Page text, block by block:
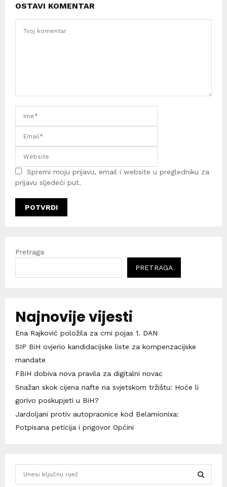
OSTAVI KOMENTAR
Spremi moju prijavu, email i website u pregledniku za
prijavu sljedeći put.
Pretraga
PRETRAGA
Najnovije vijesti
Ena Rajković položila za crni pojas 1. DAN
SIP BiH ovjerio kandidacijske liste za kompenzacijske
mandate
FBiH dobiva nova pravila za digitalni novac
Snažan skok cijena nafte na svjetskom tržištu: Hoće li
gorivo poskupjeti u BiH?
Jardoljani protiv autopraonice kod Belamionixa:
Potpisana peticija i prigovor Općini